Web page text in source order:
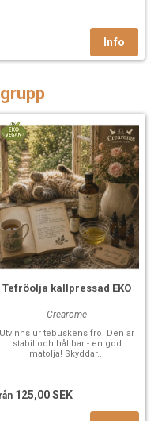
Tefröolja kallpressad EKO
Crearome
Utvinns ur tebuskens frö. Den är
stabil och hållbar - en god
matolja! Skyddar...
125,00 SEK